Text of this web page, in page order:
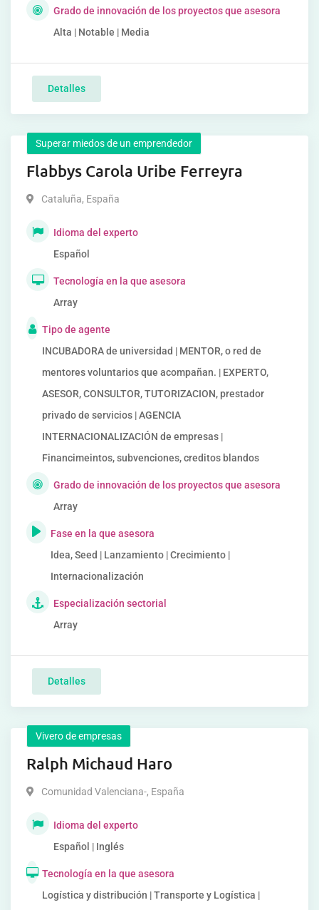
Grado de innovación de los proyectos que asesora
Alta | Notable | Media
Detalles
Superar miedos de un emprendedor
Flabbys Carola Uribe Ferreyra
Cataluña, España
Idioma del experto
Español
Tecnología en la que asesora
Array
Tipo de agente
INCUBADORA de universidad | MENTOR, o red de
mentores voluntarios que acompañan. | EXPERTO,
ASESOR, CONSULTOR, TUTORIZACION, prestador
privado de servicios | AGENCIA
INTERNACIONALIZACIÓN de empresas |
Financimeintos, subvenciones, creditos blandos
Grado de innovación de los proyectos que asesora
Array
Fase en la que asesora
Idea, Seed | Lanzamiento | Crecimiento |
Internacionalización
Especialización sectorial
Array
Detalles
Vivero de empresas
Ralph Michaud Haro
Comunidad Valenciana-, España
Idioma del experto
Español | Inglés
Tecnología en la que asesora
Logística y distribución | Transporte y Logística |